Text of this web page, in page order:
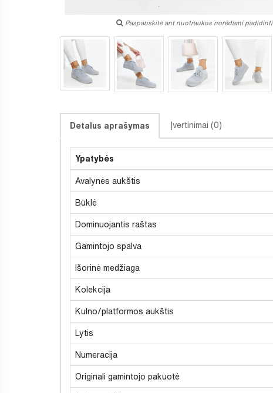
Paspauskite ant nuotraukos norėdami padidinti
Detalus aprašymas Įvertinimai (0)
Ypatybės
Avalynės aukštis
Būklė
Dominuojantis raštas
Gamintojo spalva
Išorinė medžiaga
Kolekcija
Kulno/platformos aukštis
Lytis
Numeracija
Originali gamintojo pakuotė